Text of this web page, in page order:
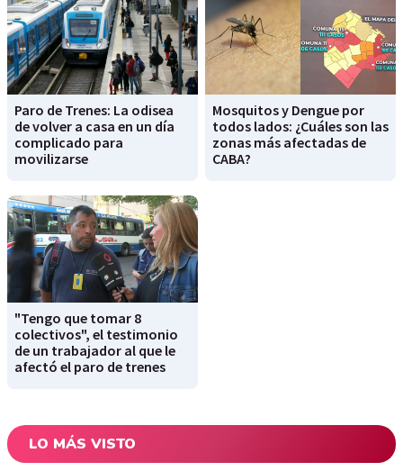
Paro de Trenes: La odisea
de volver a casa en un día
complicado para
movilizarse
Mosquitos y Dengue por
todos lados: ¿Cuáles son las
zonas más afectadas de
CABA?
"Tengo que tomar 8
colectivos", el testimonio
de un trabajador al que le
afectó el paro de trenes
LO MÁS VISTO